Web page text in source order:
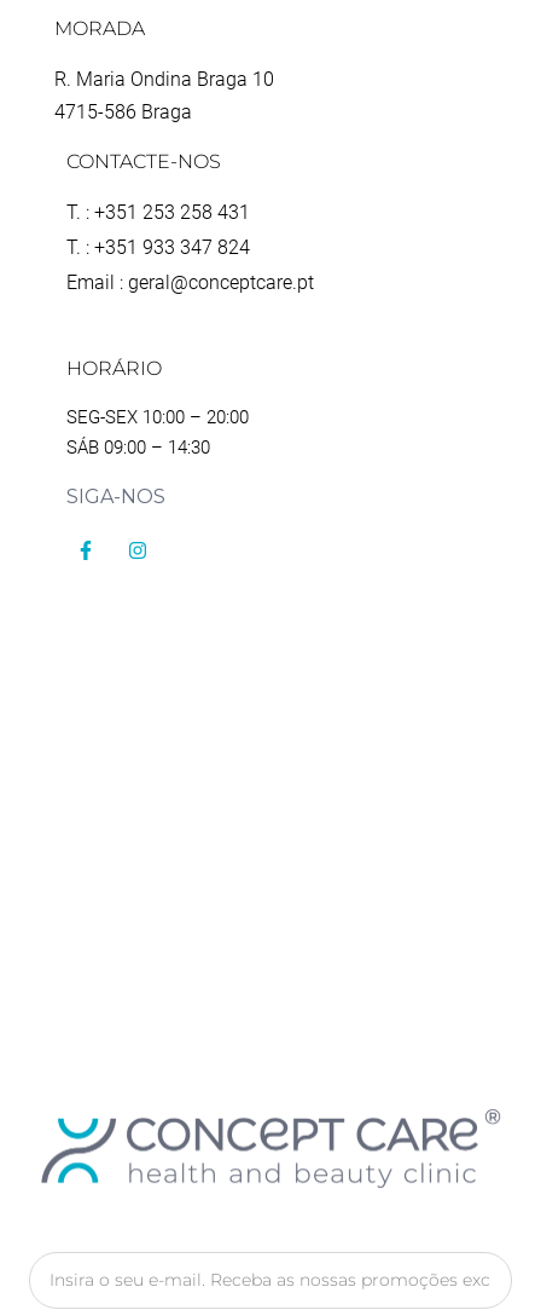
MORADA
R. Maria Ondina Braga 10
4715-586 Braga
CONTACTE-NOS
T. : +351 253 258 431
T. : +351 933 347 824
Email : geral@conceptcare.pt
HORÁRIO
SEG-SEX 10:00 – 20:00
SÁB 09:00 – 14:30
SIGA-NOS